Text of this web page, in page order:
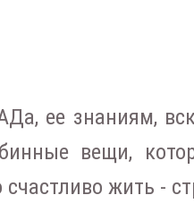
ее знаниям,
вещи,
жить -